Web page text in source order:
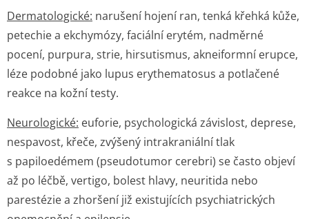
Dermatologické: narušení hojení ran, tenká křehká kůže,
petechie a ekchymózy, faciální erytém, nadměrné
pocení, purpura, strie, hirsutismus, akneiformní erupce,
léze podobné jako lupus erythematosus a potlačené
reakce na kožní testy.
Neurologické: euforie, psychologická závislost, deprese,
nespavost, křeče, zvýšený intrakraniální tlak
s papiloedémem (pseudotumor cerebri) se často objeví
až po léčbě, vertigo, bolest hlavy, neuritida nebo
parestézie a zhoršení již existujících psychiatrických